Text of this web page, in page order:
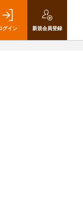
グイン 新規会員登録